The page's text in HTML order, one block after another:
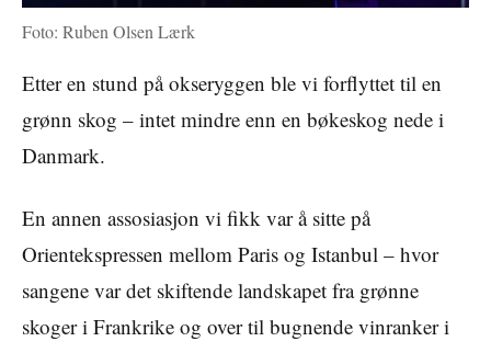
Foto: Ruben Olsen Lærk
Etter en stund på okseryggen ble vi forflyttet til en
grønn skog – intet mindre enn en bøkeskog nede i
Danmark.
En annen assosiasjon vi fikk var å sitte på
Orientekspressen mellom Paris og Istanbul – hvor
sangene var det skiftende landskapet fra grønne
skoger i Frankrike og over til bugnende vinranker i